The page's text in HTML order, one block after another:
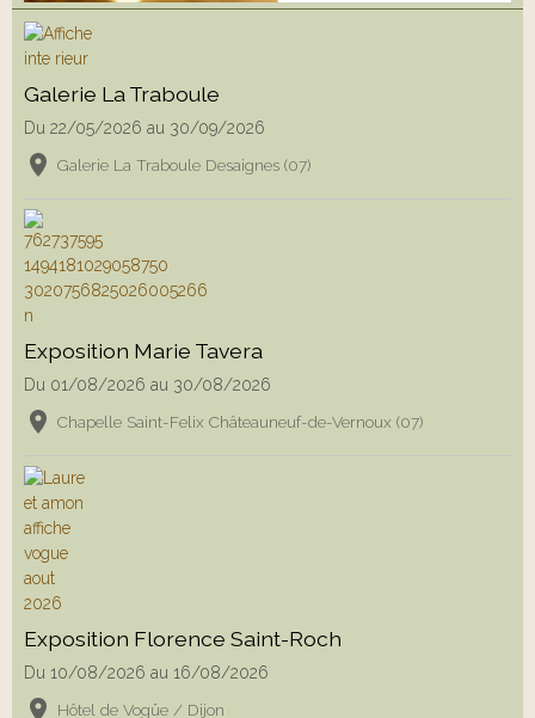
Galerie La Traboule
Du 22/05/2026 au 30/09/2026
Galerie La Traboule Desaignes (07)
Exposition Marie Tavera
Du 01/08/2026 au 30/08/2026
Chapelle Saint-Felix Châteauneuf-de-Vernoux (07)
Exposition Florence Saint-Roch
Du 10/08/2026 au 16/08/2026
Hôtel de Vogüe / Dijon